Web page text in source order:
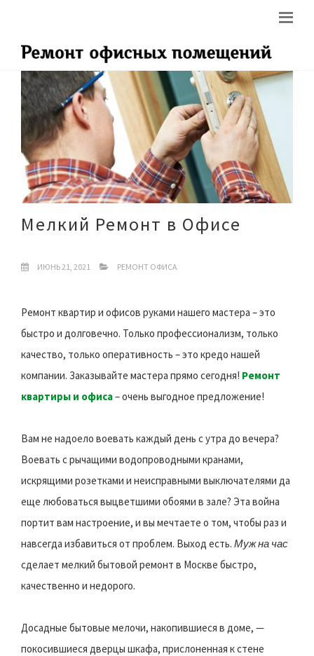
Мелкий Ремонт в Офисе
ИЮНЬ 21, 2021 РЕМОНТ ОФИСА
Ремонт квартир и офисов руками нашего мастера – это
быстро и долговечно. Только профессионализм, только
качество, только оперативность – это кредо нашей
компании. Заказывайте мастера прямо сегодня! Ремонт
квартиры и офиса– очень выгодное предложение!
Вам не надоело воевать каждый день с утра до вечера?
Воевать с рычащими водопроводными кранами,
искрящими розетками и неисправными выключателями да
еще любоваться выцветшими обоями в зале? Эта война
портит вам настроение, и вы мечтаете о том, чтобы раз и
навсегда избавиться от проблем. Выход есть. Муж на час
сделает мелкий бытовой ремонт в Москве быстро,
качественно и недорого.
Досадные бытовые мелочи, накопившиеся в доме, —
покосившиеся дверцы шкафа, прислоненная к стене